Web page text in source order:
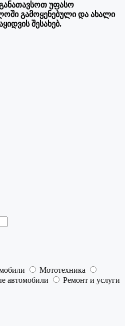
უფასო
გამოყენებული და ახალი
შესახებ.
Мототехника
автомобили
Ремонт и услуги